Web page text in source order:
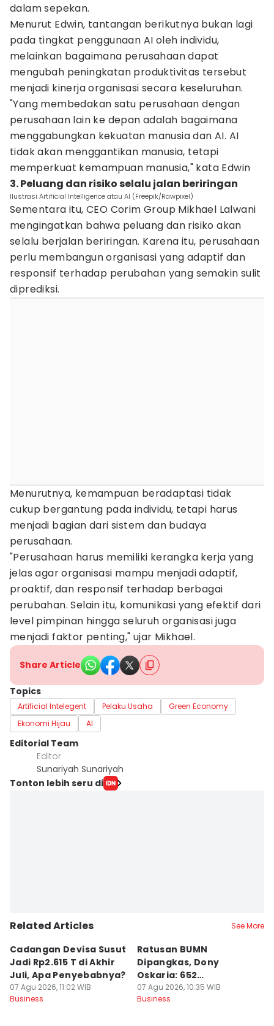
dalam sepekan.
Menurut Edwin, tantangan berikutnya bukan lagi
pada tingkat penggunaan AI oleh individu,
melainkan bagaimana perusahaan dapat
mengubah peningkatan produktivitas tersebut
menjadi kinerja organisasi secara keseluruhan.
"Yang membedakan satu perusahaan dengan
perusahaan lain ke depan adalah bagaimana
menggabungkan kekuatan manusia dan AI. AI
tidak akan menggantikan manusia, tetapi
memperkuat kemampuan manusia," kata Edwin
3. Peluang dan risiko selalu jalan beriringan
Ilustrasi Artificial Intelligence atau AI (Freepik/Rawpixel)
Sementara itu, CEO Corim Group Mikhael Lalwani
mengingatkan bahwa peluang dan risiko akan
selalu berjalan beriringan. Karena itu, perusahaan
perlu membangun organisasi yang adaptif dan
responsif terhadap perubahan yang semakin sulit
diprediksi.
Menurutnya, kemampuan beradaptasi tidak
cukup bergantung pada individu, tetapi harus
menjadi bagian dari sistem dan budaya
perusahaan.
"Perusahaan harus memiliki kerangka kerja yang
jelas agar organisasi mampu menjadi adaptif,
proaktif, dan responsif terhadap berbagai
perubahan. Selain itu, komunikasi yang efektif dari
level pimpinan hingga seluruh organisasi juga
menjadi faktor penting," ujar Mikhael.
Share Article
Topics
Artificial Intelegent Pelaku Usaha
Green Economy
Ekonomi Hijau
AI
Editorial Team
Editor
Sunariyah Sunariyah
Tonton lebih seru di
Related Articles See More
Cadangan Devisa Susut
Jadi Rp2.615 T di Akhir
Juli, Apa Penyebabnya?
07 Agu 2026, 11:02 WIB
Business
Ratusan BUMN
Dipangkas, Dony
Oskaria: 652
Perusahaan Akan Hilang
07 Agu 2026, 10:35 WIB
Business